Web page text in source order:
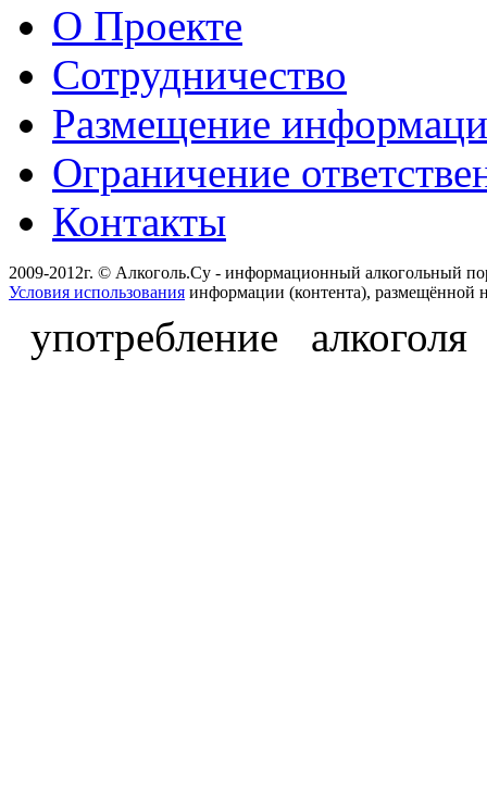
О Проекте
Сотрудничество
Размещение
Ограничение
Контакты
2009-2012г. © Алкоголь.Су - информационный алкогольный
Условия использования информации (контента), размещённой
употребление